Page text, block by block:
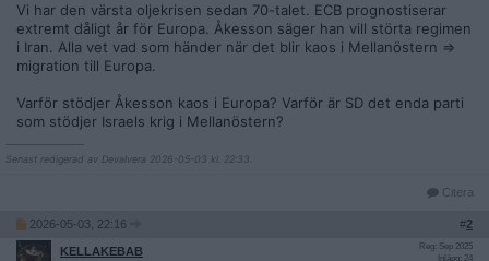
Vi har den värsta oljekrisen sedan 70-talet. ECB prognostiserar
extremt dåligt år för Europa. Åkesson säger han vill störta regimen
i Iran. Alla vet vad som händer när det blir kaos i Mellanöstern =>
migration till Europa.
Varför stödjer Åkesson kaos i Europa? Varför är SD det enda parti
som stödjer Israels krig i Mellanöstern?
Senast redigerad av Devalvera 2026-05-03 kl. 22:33.
Citera
2026-05-03, 22:16 #2
KELLAKEBAB
Reg: Sep 2025
Inlägg: 24